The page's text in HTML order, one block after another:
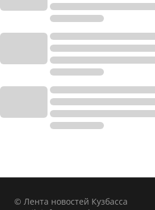
© Лента новостей Кузбасса